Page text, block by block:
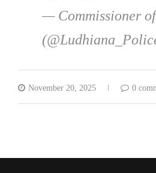
— Commissioner
November 20, 2025 0